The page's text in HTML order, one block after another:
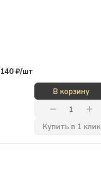
140 ₽/шт
В корзину
Купить в 1 клик